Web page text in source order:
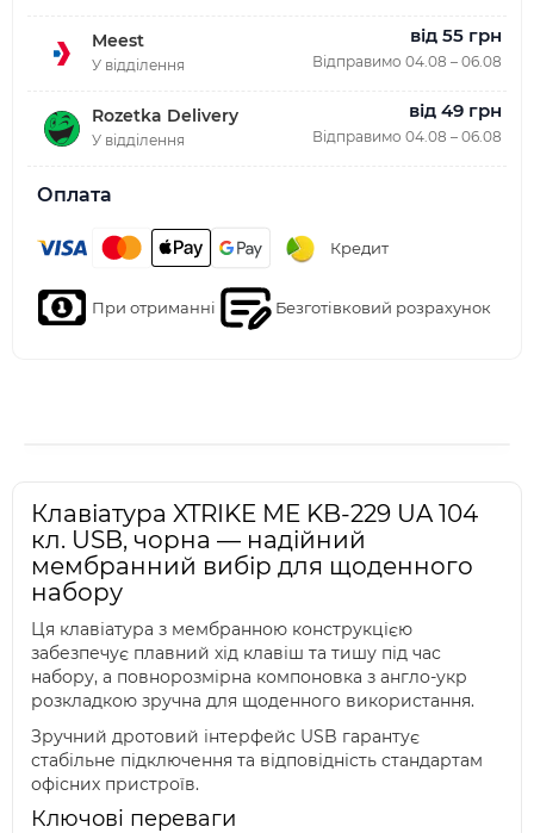
Meest
У відділення
від 55 грн
Відправимо 04.08 – 06.08
Rozetka Delivery
У відділення
від 49 грн
Відправимо 04.08 – 06.08
Оплата
Кредит
При отриманні Безготівковий розрахунок
Клавіатура XTRIKE ME KB-229 UA 104
кл. USB, чорна — надійний
мембранний вибір для щоденного
набору
Ця клавіатура з мембранною конструкцією
забезпечує плавний хід клавіш та тишу під час
набору, а повнорозмірна компоновка з англо-укр
розкладкою зручна для щоденного використання.
Зручний дротовий інтерфейс USB гарантує
стабільне підключення та відповідність стандартам
офісних пристроїв.
Ключові переваги